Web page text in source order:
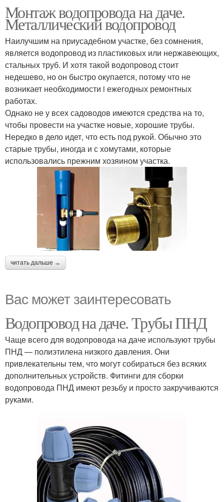
Монтаж водопровода на даче.
Металлический водопровод
Наилучшим на приусадебном участке, без сомнения,
является водопровод из пластиковых или нержавеющих,
стальных труб. И хотя такой водопровод стоит
недешево, но он быстро окупается, потому что не
возникает необходимости i ежегодных ремонтных
работах.
Однако не у всех садоводов имеются средства на то,
чтобы провести на участке новые, хорошие трубы.
Нередко в дело идет, что есть под рукой. Обычно это
старые трубы, иногда и с хомутами, которые
использовались прежним хозяином участка.
читать дальше →
Вас может заинтересовать
Водопровод на даче. Трубы ПНД
Чаще всего для водопровода на даче используют трубы
ПНД — полиэтилена низкого давления. Они
привлекательны тем, что могут собираться без всяких
дополнительных устройств. Фитинги для сборки
водопровода ПНД имеют резьбу и просто закручиваются
руками.